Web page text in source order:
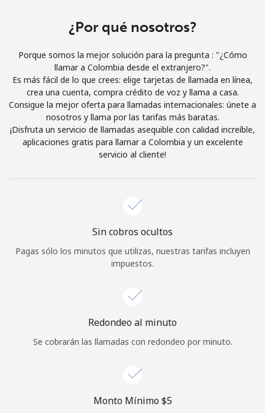
o
Continuar con
¿Por qué nosotros?
Porque somos la mejor solución para la pregunta : "¿Cómo
llamar a Colombia desde el extranjero?".
Es más fácil de lo que crees: elige tarjetas de llamada en línea,
crea una cuenta, compra crédito de voz y llama a casa.
Consigue la mejor oferta para llamadas internacionales: únete a
nosotros y llama por las tarifas más baratas.
¡Disfruta un servicio de llamadas asequible con calidad increíble,
aplicaciones gratis para llamar a Colombia y un excelente
servicio al cliente!
Sin cobros ocultos
Pagas sólo los minutos que utilizas, nuestras tarifas incluyen
impuestos.
Redondeo al minuto
Se cobrarán las llamadas con redondeo por minuto.
Monto Mínimo ⁦$5⁩